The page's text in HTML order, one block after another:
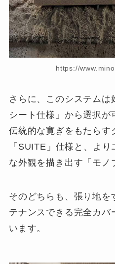
https://
さらに、このシステム
シート仕様」から選択が
伝統的な寛ぎをもたらす
「SUITE」仕様と、よ
な外観を描き出す「モノ
そのどちらも、張り地を
テナンスできる完全カバ
います。